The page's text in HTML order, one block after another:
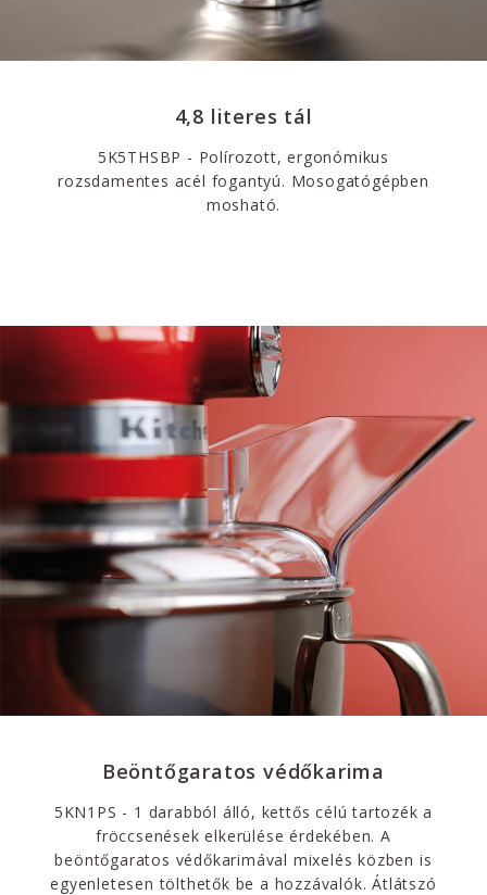
4,8 literes tál
5K5THSBP - Polírozott, ergonómikus
rozsdamentes acél fogantyú. Mosogatógépben
mosható.
Beöntőgaratos védőkarima
5KN1PS - 1 darabból álló, kettős célú tartozék a
fröccsenések elkerülése érdekében. A
beöntőgaratos védőkarimával mixelés közben is
egyenletesen tölthetők be a hozzávalók. Átlátszó